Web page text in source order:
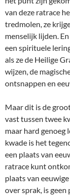
van deze ratrace
tredmolen, ze
menselijk lijden.
een spirituele
als ze de Heilige
wijzen, de
ontsnappen en
Maar dit is de
vast tussen twee
maar hard genoeg
kwade is het
een plaats van
ratrace kunt
plaats van
over sprak, is